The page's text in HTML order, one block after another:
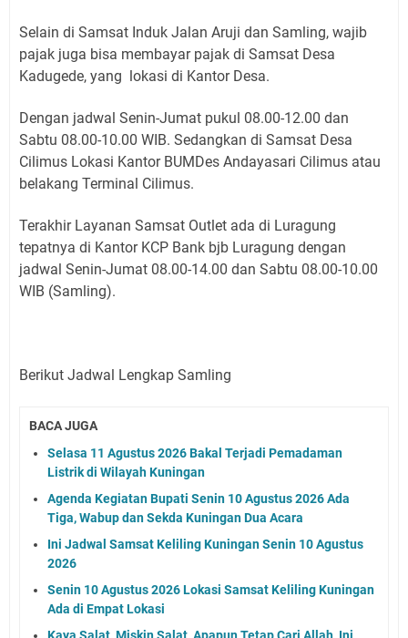
Selain di Samsat Induk Jalan Aruji dan Samling, wajib
pajak juga bisa membayar pajak di Samsat Desa
Kadugede, yang lokasi di Kantor Desa.
Dengan jadwal Senin-Jumat pukul 08.00-12.00 dan
Sabtu 08.00-10.00 WIB. Sedangkan di Samsat Desa
Cilimus Lokasi Kantor BUMDes Andayasari Cilimus atau
belakang Terminal Cilimus.
Terakhir Layanan Samsat Outlet ada di Luragung
tepatnya di Kantor KCP Bank bjb Luragung dengan
jadwal Senin-Jumat 08.00-14.00 dan Sabtu 08.00-10.00
WIB (Samling).
Berikut Jadwal Lengkap Samling
BACA JUGA
Selasa 11 Agustus 2026 Bakal Terjadi Pemadaman
Listrik di Wilayah Kuningan
Agenda Kegiatan Bupati Senin 10 Agustus 2026 Ada
Tiga, Wabup dan Sekda Kuningan Dua Acara
Ini Jadwal Samsat Keliling Kuningan Senin 10 Agustus
2026
Senin 10 Agustus 2026 Lokasi Samsat Keliling Kuningan
Ada di Empat Lokasi